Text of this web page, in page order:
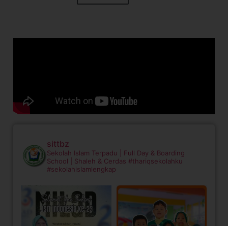
sittbz
Sekolah Islam Terpadu | Full Day & Boarding
School | Shaleh & Cerdas #thariqsekolahku
#sekolahislamlengkap